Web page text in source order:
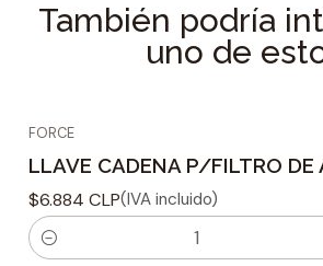
Material : Acero cromo
Medida del filtro : 110 mm
También podría
uno de
FORCE
LLAVE CADENA P/FILTRO DE
$6.884 CLP(IVA incluido)
C